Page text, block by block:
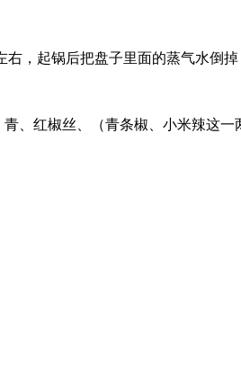
，起锅后把盘子里面的蒸气水倒掉
、红椒丝、（青条椒、小米辣这